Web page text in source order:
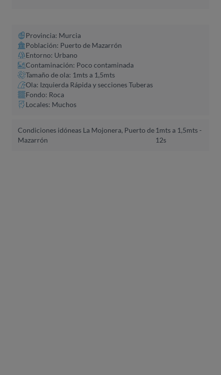
Provincia: Murcia
Población: Puerto de Mazarrón
Entorno: Urbano
Contaminación: Poco contaminada
Tamaño de ola: 1mts a 1,5mts
Ola: Izquierda Rápida y secciones Tuberas
Fondo: Roca
Locales: Muchos
Condiciones idóneas La Mojonera, Puerto de
Mazarrón
1mts a 1,5mts -
12s